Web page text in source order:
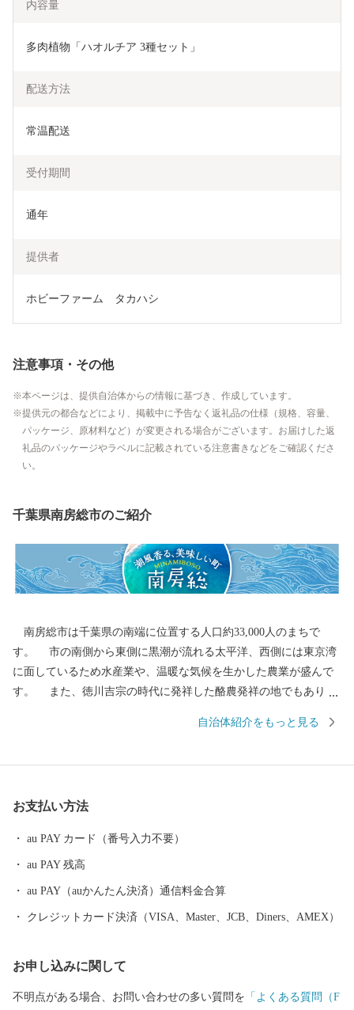
内容量
多肉植物「ハオルチア 3種セット」
配送方法
常温配送
受付期間
通年
提供者
ホビーファーム　タカハシ
注意事項・その他
本ページは、提供自治体からの情報に基づき、作成しています。
提供元の都合などにより、掲載中に予告なく返礼品の仕様（規格、容量、
パッケージ、原材料など）が変更される場合がございます。お届けした返
礼品のパッケージやラベルに記載されている注意書きなどをご確認くださ
い。
千葉県南房総市のご紹介
南房総市は千葉県の南端に位置する人口約33,000人のまちで
す。 市の南側から東側に黒潮が流れる太平洋、西側には東京湾
に面しているため水産業や、温暖な気候を生かした農業が盛んで
す。 また、徳川吉宗の時代に発祥した酪農発祥の地でもありま
わびは全国の市場を通じて食卓や料理店を賑わせています。 地元
治42年以来、天皇・皇后両陛下に献上が続いている最高級の枇杷
などもあります。 皆様からいただいたご寄附は、子ども医療費
自治体紹介をもっと見る
お支払い方法
au PAY カード（番号入力不要）
au PAY 残高
au PAY（auかんたん決済）通信料金合算
クレジットカード決済（VISA、Master、JCB、Diners、AMEX）
お申し込みに関して
不明点がある場合、お問い合わせの多い質問を 「よくある質問（F